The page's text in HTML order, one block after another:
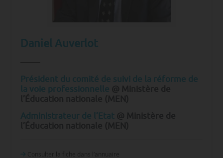
Daniel Auverlot
Président du comité de suivi de la réforme de
la voie professionnelle
Administrateur de l’Etat